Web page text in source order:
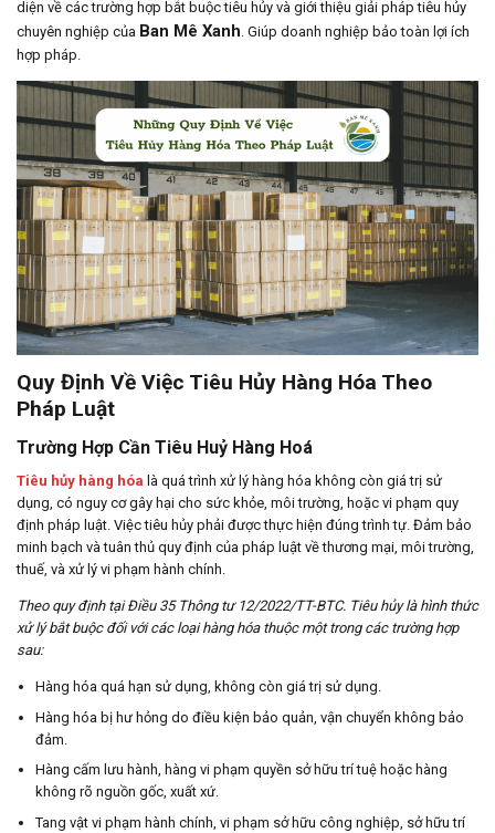
diện về các trường hợp bắt buộc tiêu hủy và giới thiệu giải pháp tiêu hủy
chuyên nghiệp của Ban Mê Xanh. Giúp doanh nghiệp bảo toàn lợi ích
hợp pháp.
Quy Định Về Việc Tiêu Hủy Hàng Hóa Theo
Pháp Luật
Trường Hợp Cần Tiêu Huỷ Hàng Hoá
Tiêu hủy hàng hóa là quá trình xử lý hàng hóa không còn giá trị sử
dụng, có nguy cơ gây hại cho sức khỏe, môi trường, hoặc vi phạm quy
định pháp luật. Việc tiêu hủy phải được thực hiện đúng trình tự. Đảm bảo
minh bạch và tuân thủ quy định của pháp luật về thương mại, môi trường,
thuế, và xử lý vi phạm hành chính.
Theo quy định tại Điều 35 Thông tư 12/2022/TT-BTC. Tiêu hủy là hình thức
xử lý bắt buộc đối với các loại hàng hóa thuộc một trong các trường hợp
sau:
Hàng hóa quá hạn sử dụng, không còn giá trị sử dụng.
Hàng hóa bị hư hỏng do điều kiện bảo quản, vận chuyển không bảo
đảm.
Hàng cấm lưu hành, hàng vi phạm quyền sở hữu trí tuệ hoặc hàng
không rõ nguồn gốc, xuất xứ.
Tang vật vi phạm hành chính, vi phạm sở hữu công nghiệp, sở hữu trí